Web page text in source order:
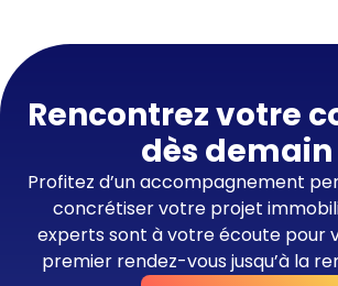
Rencontrez votre
dès demain
Profitez d’un accompagnement
concrétiser votre projet
experts sont à votre écoute pour
premier rendez-vous jusqu’à la